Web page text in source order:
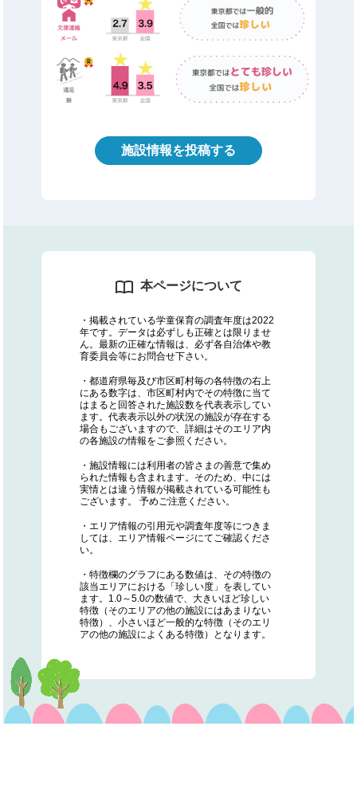
施設情報を投稿する
本ページについて
・掲載されている学童保育の調査年度は2022
年です。データは必ずしも正確とは限りませ
ん。最新の正確な情報は、必ず各自治体や教
育委員会等にお問合せ下さい。
・都道府県毎及び市区町村毎の各特徴の右上
にある数字は、市区町村内でその特徴に当て
はまると回答された施設数を代表表示してい
ます。代表表示以外の状況の施設が存在する
場合もございますので、詳細はそのエリア内
の各施設の情報をご参照ください。
・施設情報には利用者の皆さまの善意で集め
られた情報も含まれます。そのため、中には
実情とは違う情報が掲載されている可能性も
ございます。 予めご注意ください。
・エリア情報の引用元や調査年度等につきま
しては、エリア情報ページにてご確認くださ
い。
・特徴欄のグラフにある数値は、その特徴の
該当エリアにおける「珍しい度」を表してい
ます。1.0～5.0の数値で、大きいほど珍しい
特徴（そのエリアの他の施設にはあまりない
特徴）、小さいほど一般的な特徴（そのエリ
アの他の施設によくある特徴）となります。